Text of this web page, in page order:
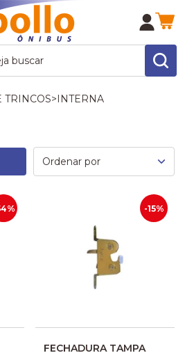
TRINCOS>INTERNA
-15%
FECHADURA TAMPA